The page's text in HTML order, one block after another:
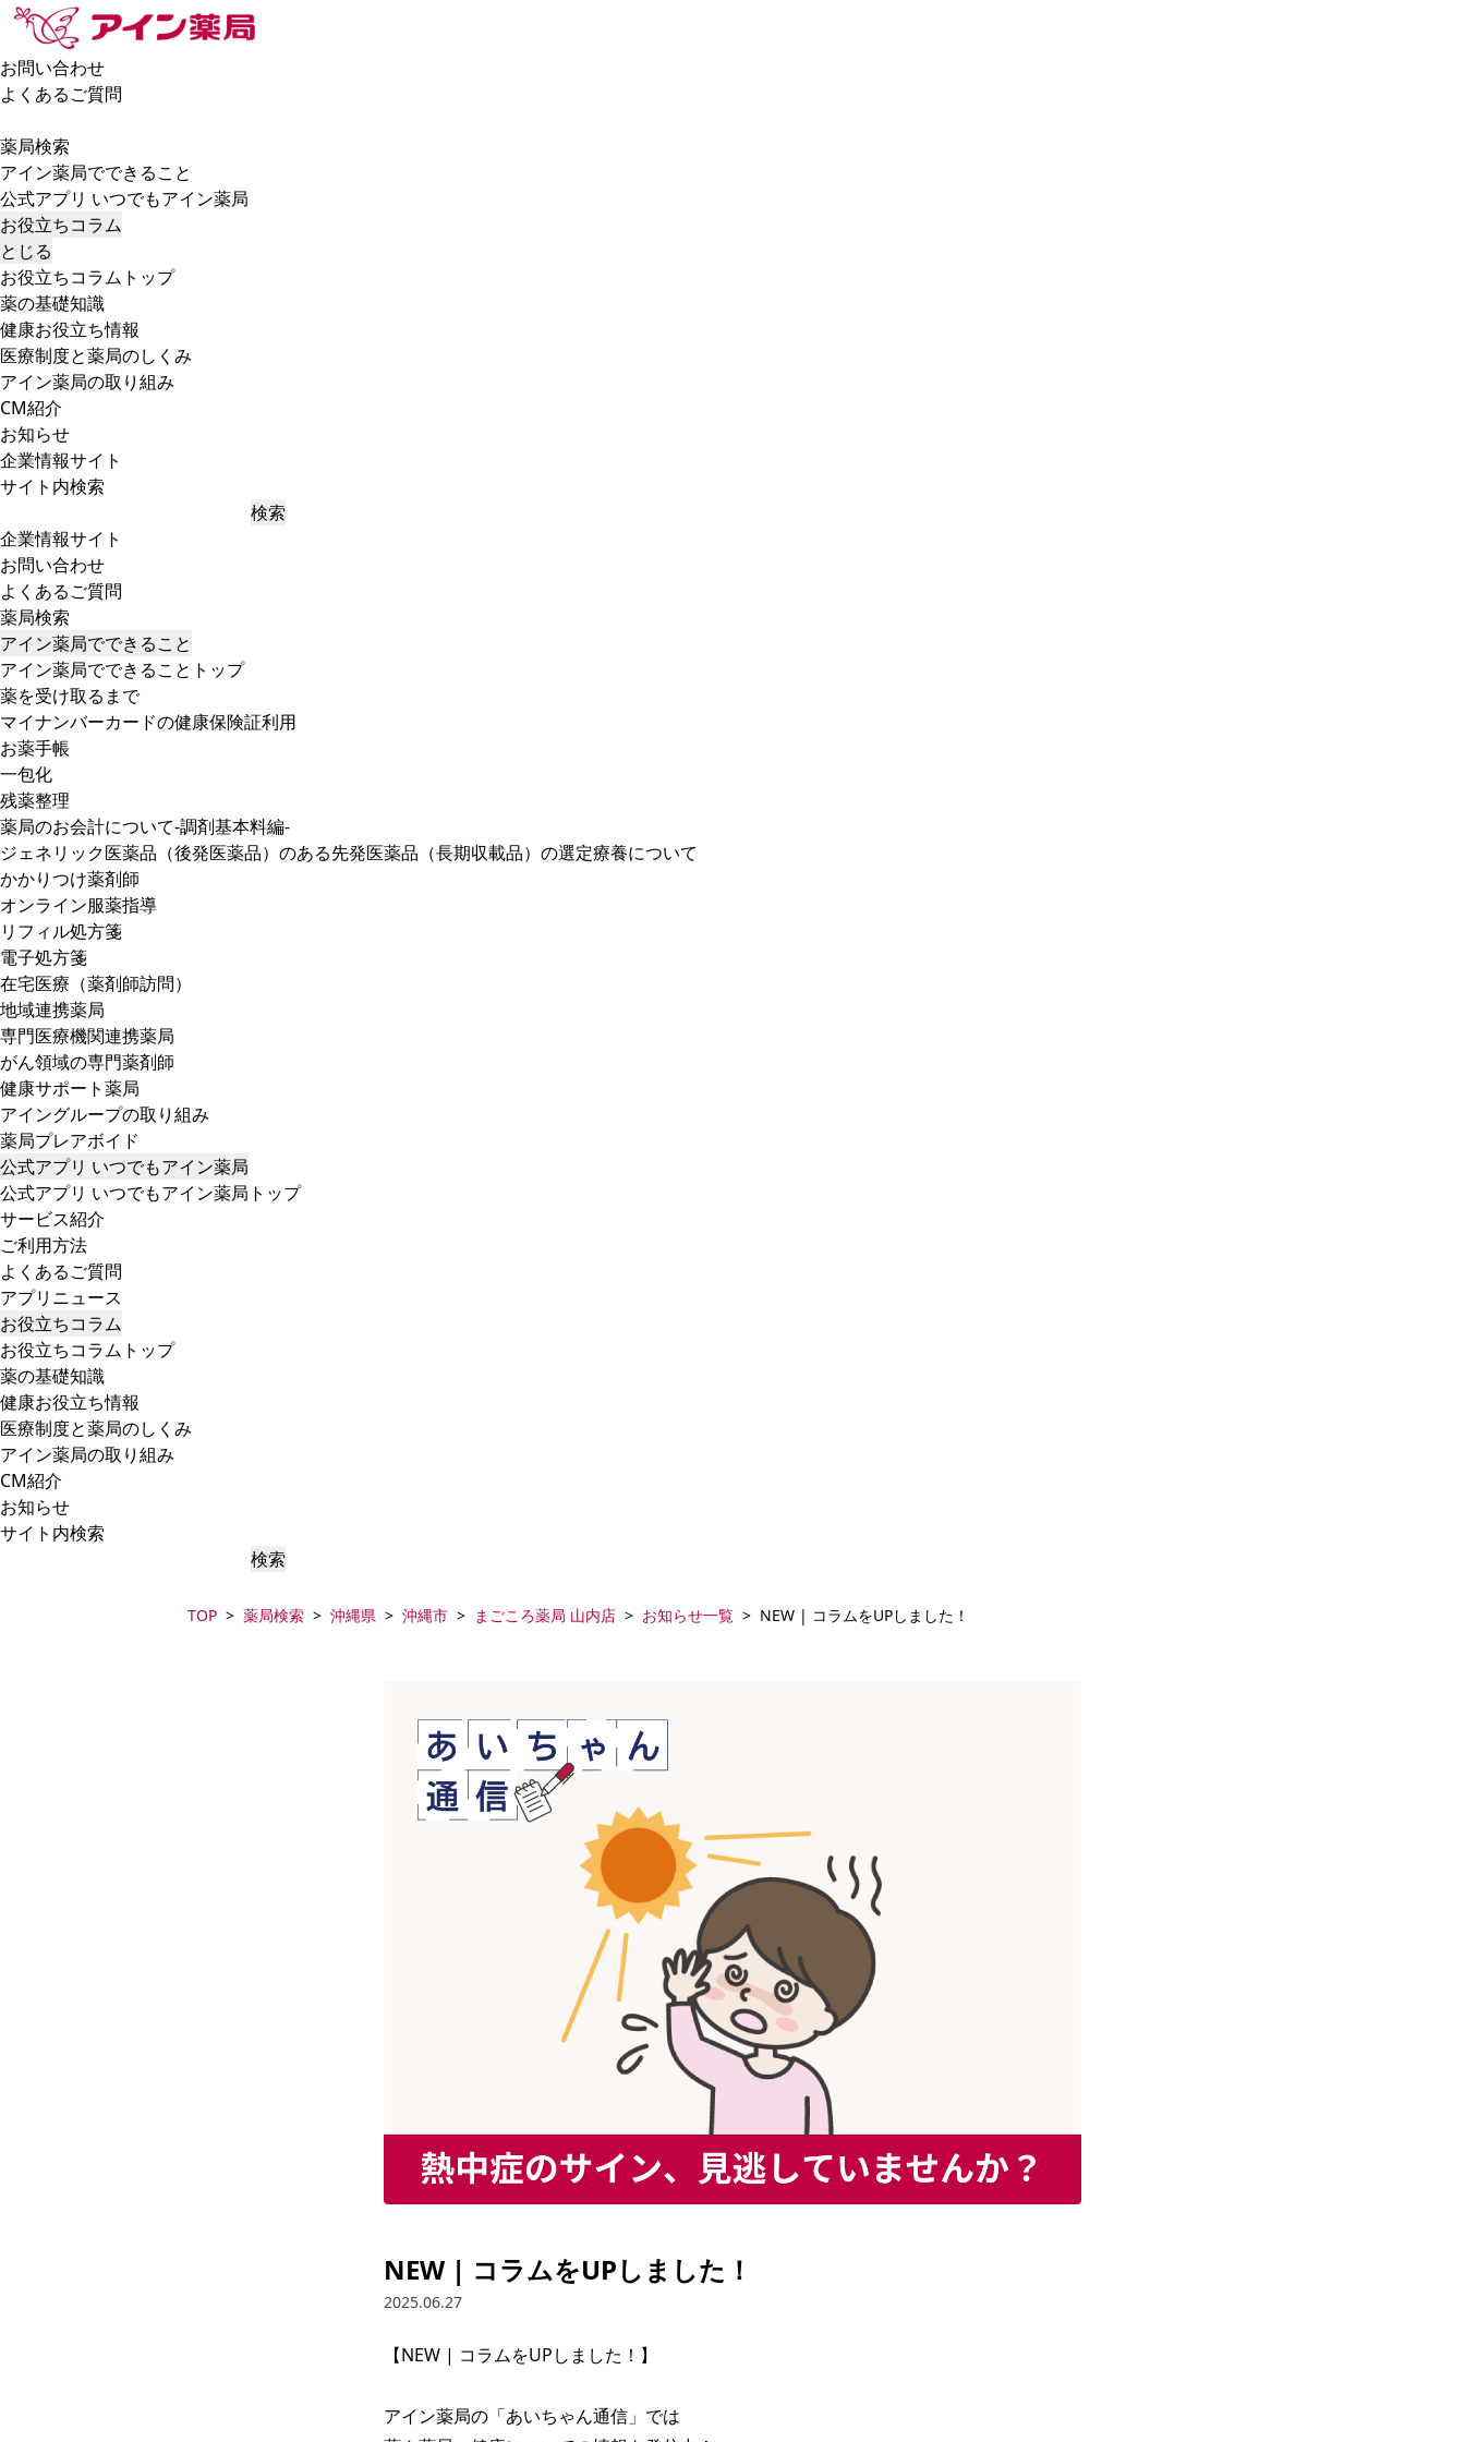
お問い合わせ
よくあるご質問
薬局検索
アイン薬局でできること
公式アプリ いつでもアイン薬局
お役立ちコラム
とじる
お役立ちコラムトップ
薬の基礎知識
健康お役立ち情報
医療制度と薬局のしくみ
アイン薬局の取り組み
CM紹介
お知らせ
企業情報サイト
サイト内検索
検索
企業情報サイト
お問い合わせ
よくあるご質問
薬局検索
アイン薬局でできること
アイン薬局でできることトップ
薬を受け取るまで
マイナンバーカードの健康保険証利用
お薬手帳
一包化
残薬整理
薬局のお会計について-調剤基本料編-
ジェネリック医薬品（後発医薬品）のある先発医薬品（長期収載品）の選定療養について
かかりつけ薬剤師
オンライン服薬指導
リフィル処方箋
電子処方箋
在宅医療（薬剤師訪問）
地域連携薬局
専門医療機関連携薬局
がん領域の専門薬剤師
健康サポート薬局
アイングループの取り組み
薬局プレアボイド
公式アプリ いつでもアイン薬局
公式アプリ いつでもアイン薬局トップ
サービス紹介
ご利用方法
よくあるご質問
アプリニュース
お役立ちコラム
お役立ちコラムトップ
薬の基礎知識
健康お役立ち情報
医療制度と薬局のしくみ
アイン薬局の取り組み
CM紹介
お知らせ
サイト内検索
検索
TOP 薬局検索 沖縄県 沖縄市 まごころ薬局 山内店 お知らせ一覧 NEW | コラムをUPしました！
NEW | コラムをUPしました！
2025.06.27
【NEW | コラムをUPしました！】
アイン薬局の「あいちゃん通信」では